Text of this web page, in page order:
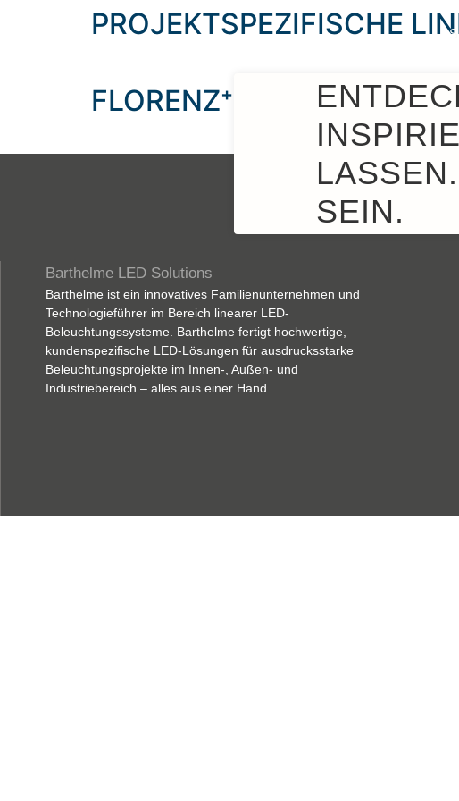
PROJEKTSPEZIFISCHE
FLORENZ⁺ 4050 BE
SEIN.
Barthelme LED Solutions
Barthelme ist ein innovatives Familienunternehmen und
Technologieführer im Bereich linearer LED-
Beleuchtungssysteme. Barthelme fertigt hochwertige,
kundenspezifische LED-Lösungen für ausdrucksstarke
Beleuchtungsprojekte im Innen-, Außen- und
Industriebereich – alles aus einer Hand.